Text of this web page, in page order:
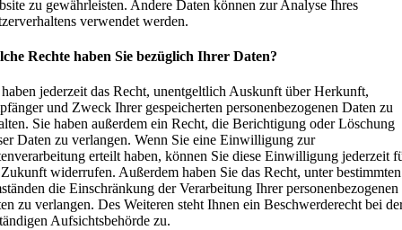
zu gewährleisten. Andere Daten können zur Analyse Ihres
verwendet werden.
Rechte haben Sie bezüglich Ihrer Daten?
jederzeit das Recht, unentgeltlich Auskunft über Herkunft,
und Zweck Ihrer gespeicherten personenbezogenen Daten zu
Sie haben außerdem ein Recht, die Berichtigung oder Löschung
Daten zu verlangen. Wenn Sie eine Einwilligung zur
erteilt haben, können Sie diese Einwilligung jederzeit
widerrufen. Außerdem haben Sie das Recht, unter bestimmten
die Einschränkung der Verarbeitung Ihrer personenbezogenen
zu verlangen. Des Weiteren steht Ihnen ein Beschwerderecht bei
Aufsichtsbehörde zu.